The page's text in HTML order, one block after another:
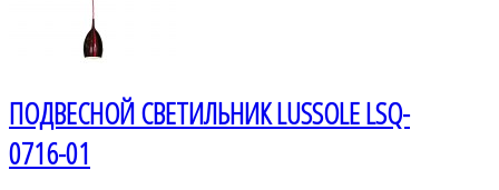
ПОДВЕСНОЙ СВЕТИЛЬНИК LUSSOLE LSQ-
0716-01